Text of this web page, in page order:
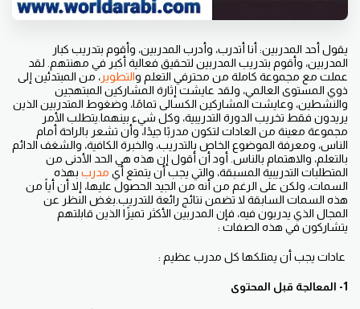
يقول أحد المدربين: أنا أتدرب، وأدرب المدربين، وأقوم بتدريب كبار
المدربين، وأقوم بتدريب المدربين لتحقيق فعالية أكبر في مهنتهم. لقد
عملت مع مجموعة كاملة من محترفي التعلم والتطوير، من المبتدئين إلى
ذوي المستوى العالمي، ولقد عايشت إثارة المشاركين المبتهجين
والنشطين، وعايشت المشاركين الكسالى تمامًا، وضغوط المتدربين الذين
يريدون فقط تخريب الدورة التدريبية، وكل شيء بينهما.يتطلب الأمر
مجموعة معينة من العادات لتكون مدربًا جيدًا، وأن تشعر بالراحة أمام
الناس، ومعرفة الموضوع الخاص بالتدريب، والخبرة الكافية، والشغف الدائم
بالتعلم، والاهتمام بالناس. أود أن أقول إن هذه هي الحد الأدنى من
المتطلبات التدريبية المسبقة، والتي يجب أن يتمتع أي مدرب بهذه
السمات، ولكن على الرغم من أنه من الجيد الحصول عليها، إلا أن أياً من
هذه السمات السابقة لا تضمن نتائج رائعة للتدريب.بغض النظر عن
المجال الذي يدربون فيه، فإن المدربين الأكثر تميزًا الذين قابلتهم
يتشاركون في هذه الصفات :
عادات يجب أن يمتلكها كل مدرب عظيم :
1- المعالجة قبل المحتوى